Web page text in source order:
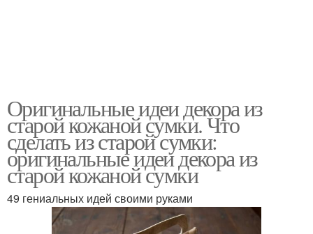
Оригинальные идеи декора из
старой кожаной сумки. Что
сделать из старой сумки:
оригинальные идеи декора из
старой кожаной сумки
49 гениальных идей своими руками